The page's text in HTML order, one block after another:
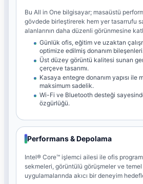
Bu All in One bilgisayar; masaüstü
gövdede birleştirerek hem yer tasarrufu
alanlarının daha düzenli görünmesine
Günlük ofis, eğitim ve uzaktan
optimize edilmiş donanım bileşenleri.
Üst düzey görüntü kalitesi sunan
çerçeve tasarımı.
Kasaya entegre donanım yapısı ile
maksimum sadelik.
Wi-Fi ve Bluetooth desteği
özgürlüğü.
Performans & Depolama
Intel® Core™ işlemci ailesi ile ofis
sekmeleri, görüntülü görüşmeler ve temel
uygulamalarında akıcı bir deneyim